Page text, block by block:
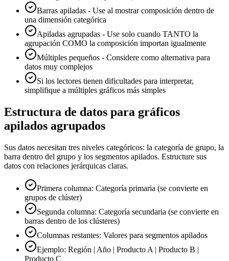
Barras apiladas - Use al mostrar composición dentro de
una dimensión categórica
Apiladas agrupadas - Use solo cuando TANTO la
agrupación COMO la composición importan igualmente
Múltiples pequeños - Considere como alternativa para
datos muy complejos
Si los lectores tienen dificultades para interpretar,
simplifique a múltiples gráficos más simples
Estructura de datos para gráficos
apilados agrupados
Sus datos necesitan tres niveles categóricos: la categoría de grupo, la
barra dentro del grupo y los segmentos apilados. Estructure sus
datos con relaciones jerárquicas claras.
Primera columna: Categoría primaria (se convierte en
grupos de clúster)
Segunda columna: Categoría secundaria (se convierte en
barras dentro de los clústeres)
Columnas restantes: Valores para segmentos apilados
Ejemplo: Región | Año | Producto A | Producto B |
Producto C